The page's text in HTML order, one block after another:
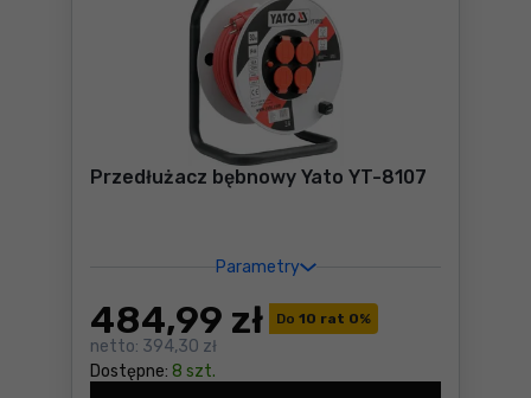
Przedłużacz bębnowy Yato YT-8107
Parametry
Do 10 rat 0%
484,99 zł
netto: 394,30 zł
Dostępne: 8 szt.